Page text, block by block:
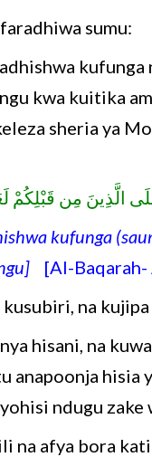
sumu:
kwa kuitika
sheria ya
الَّذِينَ مِن قَبْلِكُمْ
kufunga
[Al-Baqarah-
na
hisani, na
anapoonja hisia
ndugu
na afya bora